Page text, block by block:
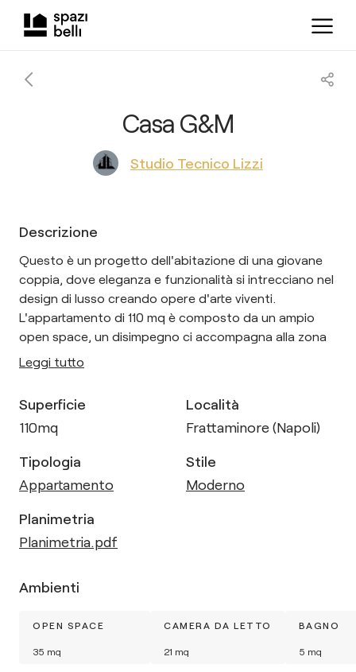
Casa G&M
Studio Tecnico Lizzi
Descrizione
Questo è un progetto dell'abitazione di una giovane
coppia, dove eleganza e funzionalità si intrecciano nel
design di lusso creando opere d'arte viventi.
L'appartamento di 110 mq è composto da un ampio
open space, un disimpegno ci accompagna alla zona
Leggi tutto
Superficie
110mq
Località
Frattaminore (Napoli)
Tipologia
Appartamento
Stile
Moderno
Planimetria
Planimetria.pdf
Ambienti
OPEN SPACE
35 mq
CAMERA DA LETTO
21 mq
BAGNO
5 mq